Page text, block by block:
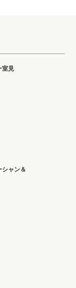
室見
シャン＆